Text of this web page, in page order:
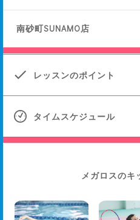
南砂町SUNAMO店
レッスンのポイント
タイムスケジュール
レッス
埼玉
葛飾店
メガロスのキ